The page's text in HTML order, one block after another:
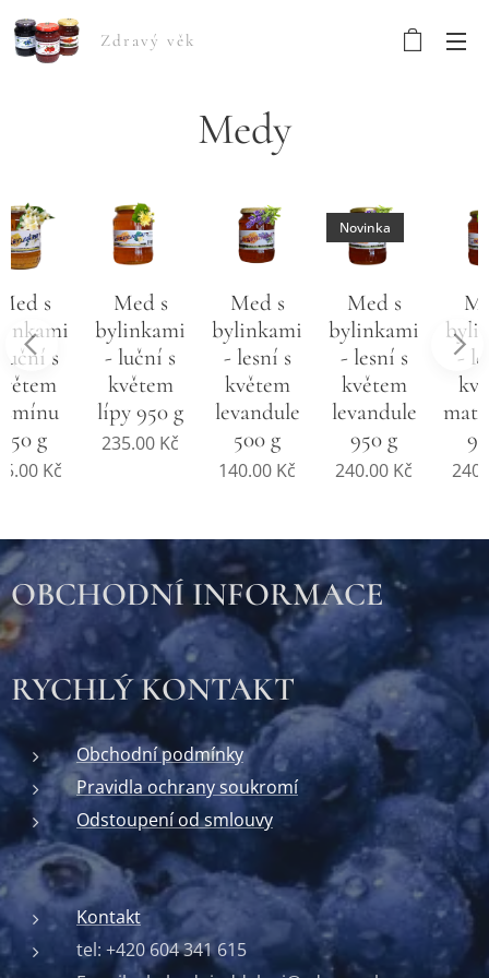
Zdravý věk
Medy
Med s
bylinkami
- luční s
květem
lípy 950 g
235.00 Kč
Med s
bylinkami
- lesní s
květem
levandule
500 g
Kč
Med s
bylinkami
- lesní s
květem
levandule
950 g
Novinka
240.00 Kč
Med s
bylinkami
- lesní s
květem
950 g
240.00 Kč
OBCHODNÍ INFORMACE
RYCHLÝ KONTAKT
Obchodní podmínky
Pravidla ochrany soukromí
Odstoupení od smlouvy
Kontakt
tel: +420 604 341 615